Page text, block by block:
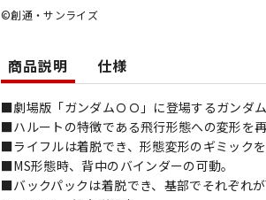
©創通・サンライズ
商品説明 仕様
■劇場版「ガンダムＯＯ」に登場するガンダ
■ハルートの特徴である飛行形態への変形を再
■ライフルは着脱でき、形態変形のギミックを
■MS形態時、背中のバインダーの可動。
■バックパックは着脱でき、基部でそれぞれ